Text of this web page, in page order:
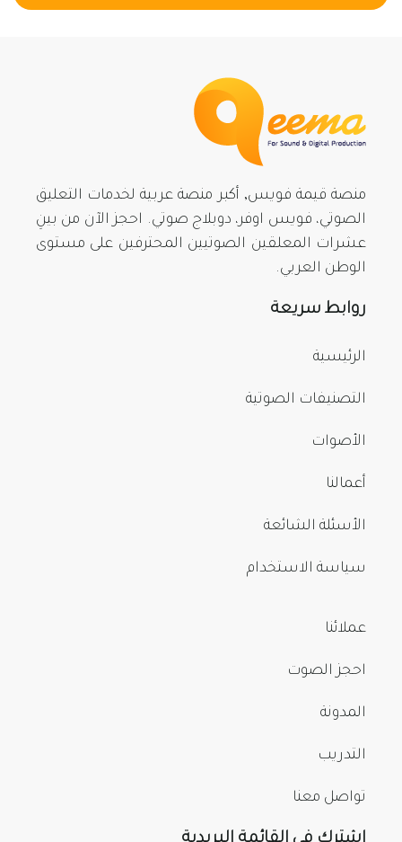
منصة قيمة فويس, أكبر منصة عربية لخدمات التعليق
الصوتي، فويس اوفر، دوبلاج صوتي. احجز الآن من بينِ
عشرات المعلقين الصوتيين المحترفين على مستوى
الوطن العربي.
روابط سريعة
الرئيسية
التصنيفات الصوتية
الأصوات
أعمالنا
الأسئلة الشائعة
سياسة الاستخدام
عملائنا
احجز الصوت
المدونة
التدريب
تواصل معنا